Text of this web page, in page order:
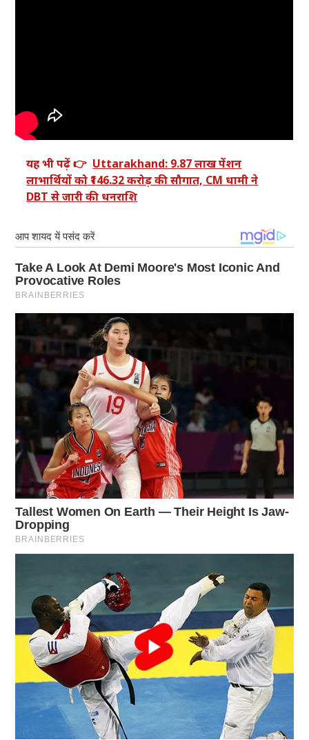
यह भी पढ़ें 👉 Uttarakhand: 9.87 लाख पेंशन
लाभार्थियों को ₹146.32 करोड़ की सौगात, CM धामी ने
DBT से जारी की धनराशि